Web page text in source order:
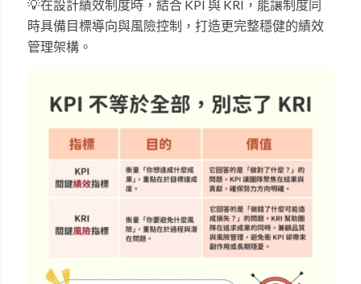
💡在設計績效制度時，結合KPI 與KRI ，能讓制度同
時具備目標導向與風險控制，打造更完整穩健的績效
管理架構。